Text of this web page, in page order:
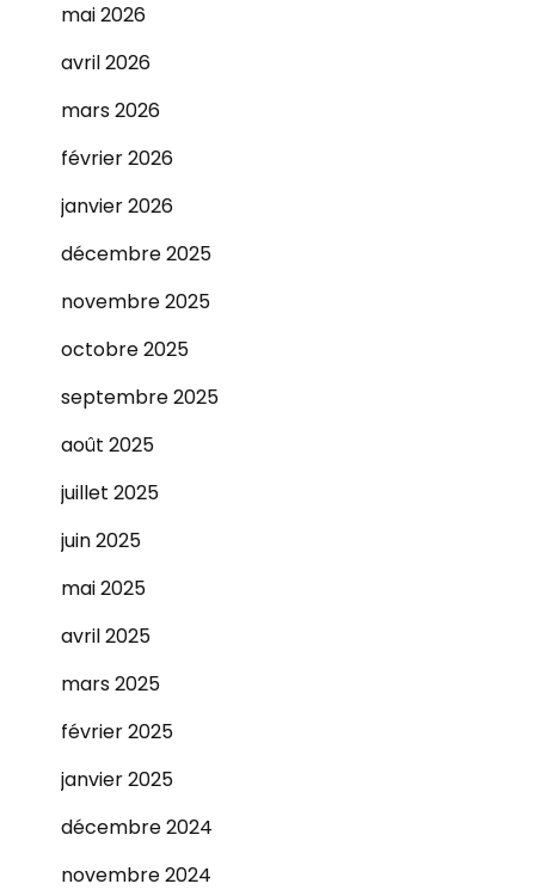
mai 2026
avril 2026
mars 2026
février 2026
janvier 2026
décembre 2025
novembre 2025
octobre 2025
septembre 2025
août 2025
juillet 2025
juin 2025
mai 2025
avril 2025
mars 2025
février 2025
janvier 2025
décembre 2024
novembre 2024